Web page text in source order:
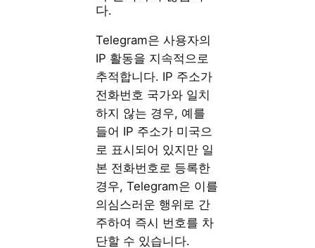
다.
Telegram은 사용자의
IP 활동을 지속적으로
추적합니다. IP 주소가
전화번호 국가와 일치
하지 않는 경우, 예를
들어 IP 주소가 미국으
로 표시되어 있지만 일
본 전화번호로 등록한
경우, Telegram은 이를
의심스러운 행위로 간
주하여 즉시 번호를 차
단할 수 있습니다.